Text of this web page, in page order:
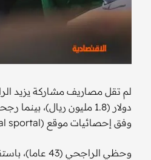
وفق إحصائيات موقع (total sportal) الإنجليزي.
وحظي